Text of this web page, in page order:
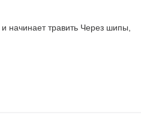
начинает травить Через шипы,